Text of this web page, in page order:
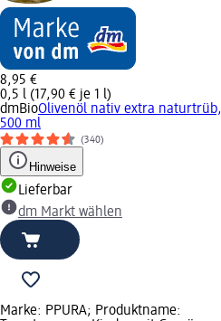
8,95 €
0,5 l (17,90 € je 1 l)
dmBioOlivenöl nativ extra naturtrüb,
500 ml
(340)
Hinweise
Lieferbar
dm Markt wählen
Marke: PPURA; Produktname: